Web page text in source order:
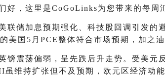
好，这里是CoGoLinks为您带来的每周
联储加息预期强化、科技股回调引发
美国5月PCE整体符合市场预期，加之
镑震荡偏弱，呈先跌后升走势。受美
维持扩张但不及预期，欧元区经济动